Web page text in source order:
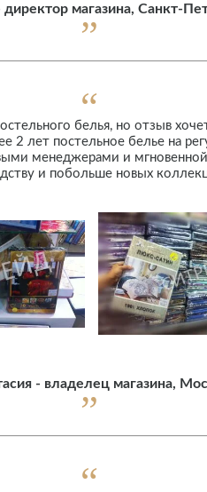
магазина, Санкт-
белья, но отзыв
лет постельное белье на
менеджерами и
и побольше новых
- владелец магазина,